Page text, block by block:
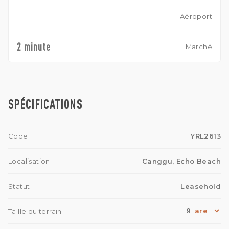
2 Salon
Électricité 13.000 kwh
Aéroport
2 minute Marché
SPÉCIFICATIONS
Code YRL2613
Localisation Canggu, Echo Beach
Statut Leasehold
Taille du terrain 9